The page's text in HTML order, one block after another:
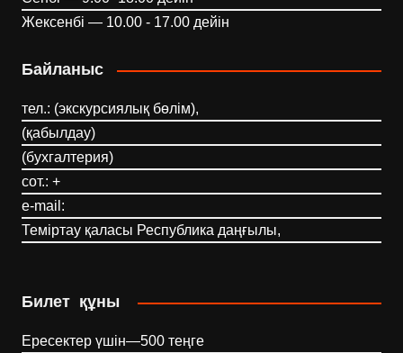
Жексенбі — 10.00 - 17.00 дейін
Байланыс
тел.: (экскурсиялық бөлім),
(қабылдау)
(бухгалтерия)
сот.: +
e-mail:
Теміртау қаласы Республика даңғылы,
Билет құны
Ересектер үшін—500 теңге